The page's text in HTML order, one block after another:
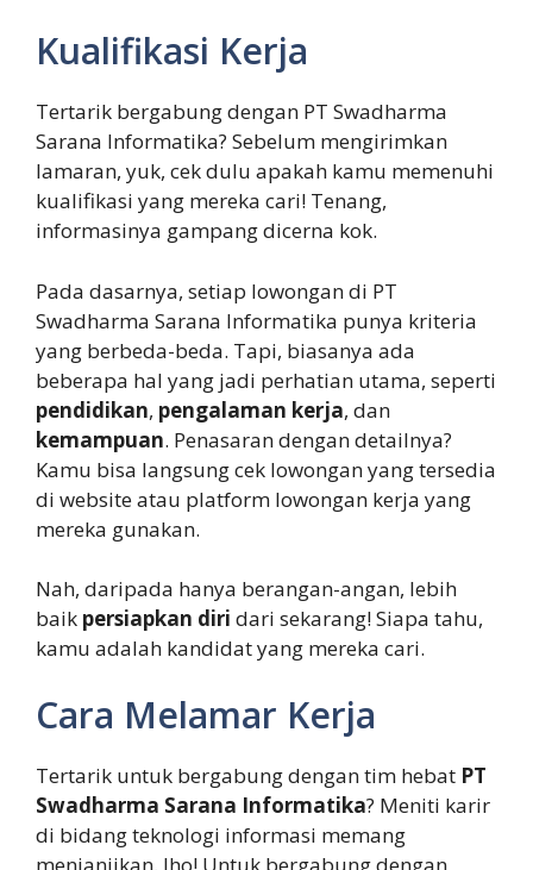
Kualifikasi Kerja
Tertarik bergabung dengan PT Swadharma
Sarana Informatika? Sebelum mengirimkan
lamaran, yuk, cek dulu apakah kamu memenuhi
kualifikasi yang mereka cari! Tenang,
informasinya gampang dicerna kok.
Pada dasarnya, setiap lowongan di PT
Swadharma Sarana Informatika punya kriteria
yang berbeda-beda. Tapi, biasanya ada
beberapa hal yang jadi perhatian utama, seperti
pendidikan, pengalaman kerja, dan
kemampuan. Penasaran dengan detailnya?
Kamu bisa langsung cek lowongan yang tersedia
di website atau platform lowongan kerja yang
mereka gunakan.
Nah, daripada hanya berangan-angan, lebih
baik persiapkan diri dari sekarang! Siapa tahu,
kamu adalah kandidat yang mereka cari.
Cara Melamar Kerja
Tertarik untuk bergabung dengan tim hebat PT
Swadharma Sarana Informatika? Meniti karir
di bidang teknologi informasi memang
menjanjikan, lho! Untuk bergabung dengan